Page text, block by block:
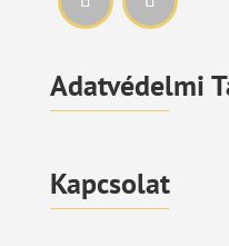
Adatvédelmi
Kapcsolat